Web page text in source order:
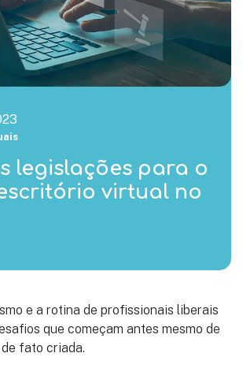
legislações para o
virtual no
e a rotina de profissionais liberais
que começam antes mesmo de
fato criada.